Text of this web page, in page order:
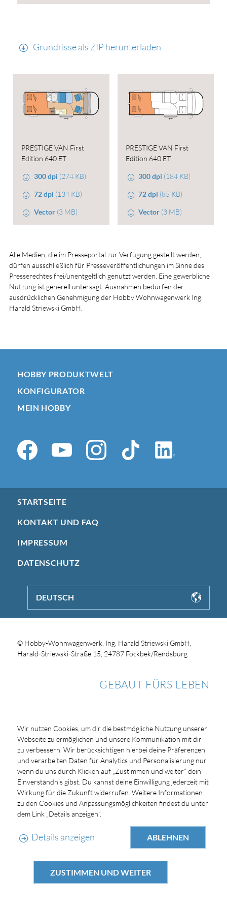
Grundrisse als ZIP herunterladen
PRESTIGE VAN First
Edition 640 ET
300 dpi (274 KB)
72 dpi (134 KB)
Vector (3 MB)
PRESTIGE VAN First
Edition 640 ET
300 dpi (184 KB)
72 dpi (85 KB)
Vector (3 MB)
Alle Medien, die im Presseportal zur Verfügung gestellt werden,
dürfen ausschließlich für Presseveröffentlichungen im Sinne des
Presserechtes frei/unentgeltlich genutzt werden. Eine gewerbliche
Nutzung ist generell untersagt. Ausnahmen bedürfen der
ausdrücklichen Genehmigung der Hobby Wohnwagenwerk Ing.
Harald Striewski GmbH.
HOBBY PRODUKTWELT
KONFIGURATOR
MEIN HOBBY
STARTSEITE
KONTAKT UND FAQ
IMPRESSUM
DATENSCHUTZ
DEUTSCH
© Hobby-Wohnwagenwerk, Ing. Harald Striewski GmbH,
Harald-Striewski-Straße 15, 24787 Fockbek/Rendsburg
GEBAUT FÜRS LEBEN
Wir nutzen Cookies, um dir die bestmögliche Nutzung unserer
Webseite zu ermöglichen und unsere Kommunikation mit dir
zu verbessern. Wir berücksichtigen hierbei deine Präferenzen
und verarbeiten Daten für Analytics und Personalisierung nur,
wenn du uns durch Klicken auf „Zustimmen und weiter“ dein
Einverständnis gibst. Du kannst deine Einwilligung jederzeit mit
Wirkung für die Zukunft widerrufen. Weitere Informationen
zu den Cookies und Anpassungsmöglichkeiten findest du unter
dem Link „Details anzeigen“.
Details anzeigen ABLEHNEN
ZUSTIMMEN UND WEITER